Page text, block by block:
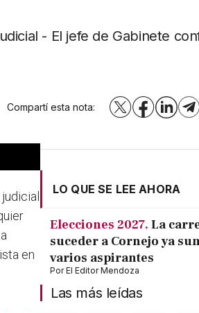
- El jefe de Gabinete
Compartí esta nota: X Facebook
en
LO QUE SE LEE AHORA
Elecciones 2027. La
suceder a Cornejo ya
varios aspirantes
PorEl Editor Mendoza
Las más leídas